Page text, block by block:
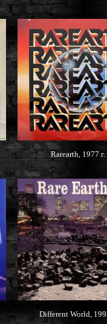
Rarearth, 1977 г.
Different World,